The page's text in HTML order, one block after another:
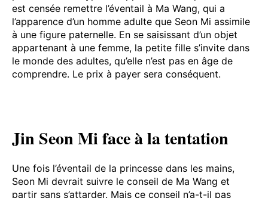
est censée remettre l’éventail à Ma Wang, qui a
l’apparence d’un homme adulte que Seon Mi assimile
à une figure paternelle. En se saisissant d’un objet
appartenant à une femme, la petite fille s’invite dans
le monde des adultes, qu’elle n’est pas en âge de
comprendre. Le prix à payer sera conséquent.
Jin Seon Mi face à la tentation
Une fois l’éventail de la princesse dans les mains,
Seon Mi devrait suivre le conseil de Ma Wang et
partir sans s’attarder. Mais ce conseil n’a-t-il pas